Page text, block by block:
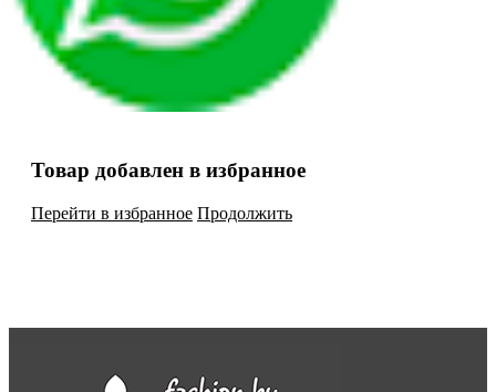
Товар добавлен в избранное
Перейти в избранное Продолжить